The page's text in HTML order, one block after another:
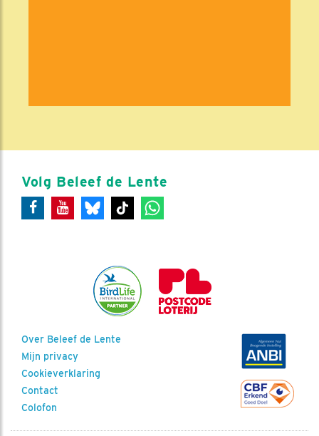
Volg Beleef de Lente
Over Beleef de Lente
Mijn privacy
Cookieverklaring
Contact
Colofon